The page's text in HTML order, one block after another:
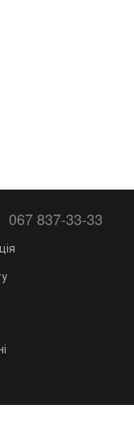
067 837-33-33